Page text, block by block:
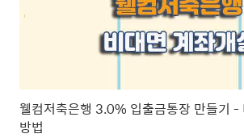
웰컴저축은행 3.0% 입출금통장 만들기 -
방법